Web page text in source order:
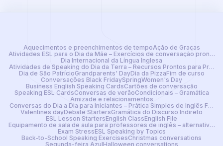
Aquecimentos e preenchimentos de tempoAção de Graças
Atividades ESL para o Dia da Mãe – Exercícios de conversação prontos
Dia Internacional da Língua Inglesa
Atividades de Speaking do Dia da Terra – Recursos Prontos para
Dia de São PatrícioGrandparents' DayDia da PizzaFim de curso
Conversações Black FridaySpringWomen's Day
Business English Speaking CardsCartões de conversação
Speaking ESL CardsConversas de verãoCondicionais – Gramática
Amizade e relacionamentos
Conversas do Dia a Dia para Iniciantes – Prática Simples de Inglês
Valentines dayDebate StartersGramática do Discurso Indireto
ESL Lesson StartersEnglish ClassEnglish File
Equipamento de sala de aula para professores de inglês – alternativa
Exam StressESL Speaking by Topics
Back-to-School Speaking ExercisesChristmas conversations
Segunda-feira AzulHalloween conversations